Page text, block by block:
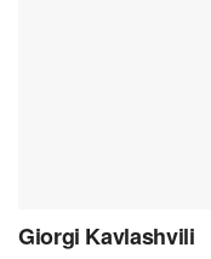
Giorgi Kavlashvili